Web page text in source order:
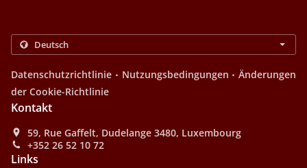
Datenschutzrichtlinie . Nutzungsbedingungen . Änderungen
der Cookie-Richtlinie
Kontakt
59, Rue Gaffelt, Dudelange 3480, Luxembourg
+352 26 52 10 72
Links